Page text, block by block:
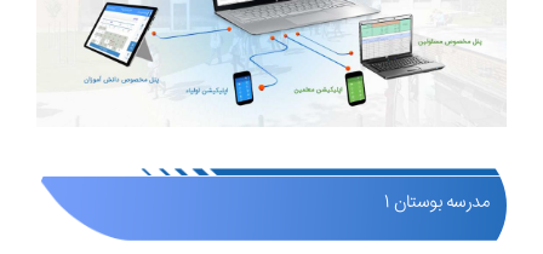
مدرسه بوستان 1